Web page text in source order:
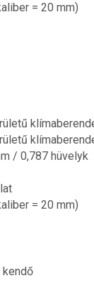
= 20 mm)
/ 0,787 hüvelyk
= 20 mm)
kendő